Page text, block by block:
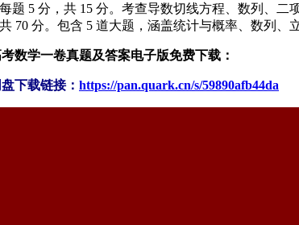
题 5 分，共 15 分。考查导数切线方程、数列、二
70 分。包含 5 道大题，涵盖统计与概率、数列、
数学一卷真题及答案电子版免费下载：
下载链接： https://pan.quark.cn/s/59890afb44da